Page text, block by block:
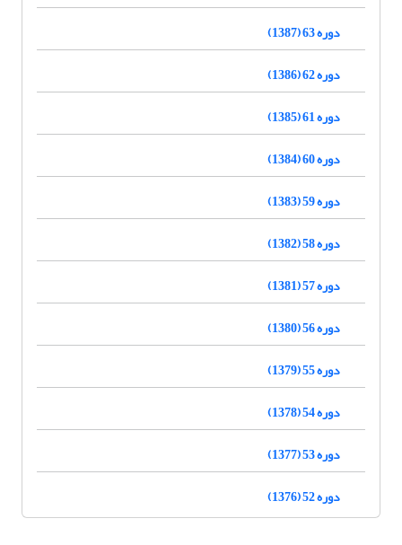
دوره 63 (1387)
دوره 62 (1386)
دوره 61 (1385)
دوره 60 (1384)
دوره 59 (1383)
دوره 58 (1382)
دوره 57 (1381)
دوره 56 (1380)
دوره 55 (1379)
دوره 54 (1378)
دوره 53 (1377)
دوره 52 (1376)